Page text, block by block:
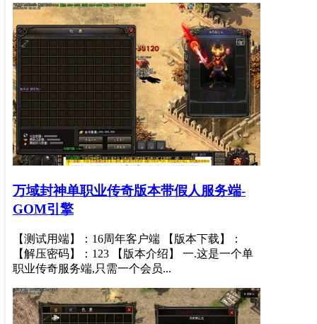
万域封神单职业传奇版本带假人服务端-
GOM引擎
【测试用端】：16周年客户端 【版本下载】：
【解压密码】：123 【版本介绍】 一.这是一个单
职业传奇服务端,只需一个会员...